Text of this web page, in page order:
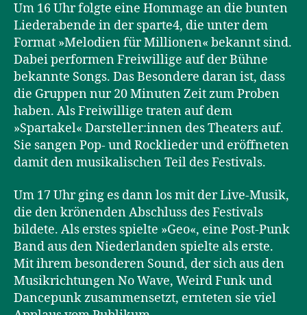
Um 16 Uhr folgte eine Hommage an die bunten
Liederabende in der sparte4, die unter dem
Format »Melodien für Millionen« bekannt sind.
Dabei performen Freiwillige auf der Bühne
bekannte Songs. Das Besondere daran ist, dass
die Gruppen nur 20 Minuten Zeit zum Proben
haben. Als Freiwillige traten auf dem
»Spartakel« Darsteller:innen des Theaters auf.
Sie sangen Pop- und Rocklieder und eröffneten
damit den musikalischen Teil des Festivals.
Um 17 Uhr ging es dann los mit der Live-Musik,
die den krönenden Abschluss des Festivals
bildete. Als erstes spielte »Geo«, eine Post-Punk
Band aus den Niederlanden spielte als erste.
Mit ihrem besonderen Sound, der sich aus den
Musikrichtungen No Wave, Weird Funk und
Dancepunk zusammensetzt, ernteten sie viel